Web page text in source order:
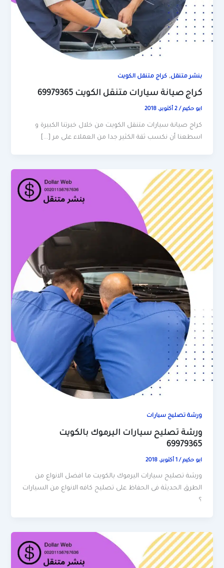
بنشر متنقل,كراج متنقل الكويت
كراج صيانة سيارات متنقل الكويت 69979365
ابو حكيم/2 أكتوبر، 2018
كراج صيانة سيارات متنقل الكويت من خلال خبرتنا الكبيرة و
اسطعنا أن نكسب ثقة الكثير جدا من العملاء على مر […]
ورشة تصليح سيارات
ورشة تصليح سيارات اليرموك بالكويت
69979365
ابو حكيم/1 أكتوبر، 2018
ورشة تصليح سيارات اليرموك بالكويت ما افضل الانواع من
الطرق الحديثة فى الحفاظ على تصليح كافه الانواع من السيارات
؟